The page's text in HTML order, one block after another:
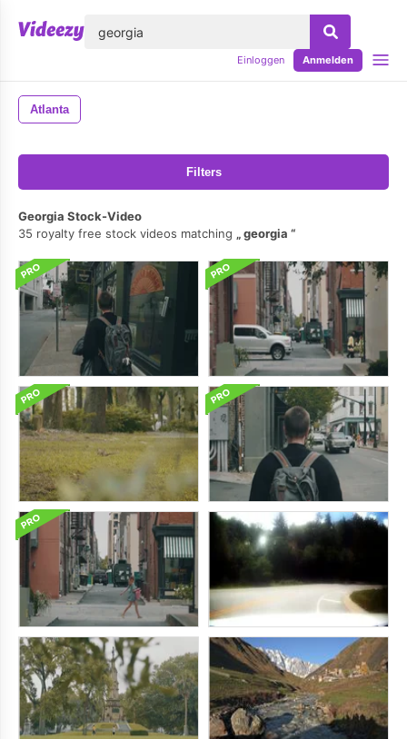
Einloggen Anmelden
Atlanta
Filters
Georgia Stock-Video
35 royalty free stock videos matching
georgia